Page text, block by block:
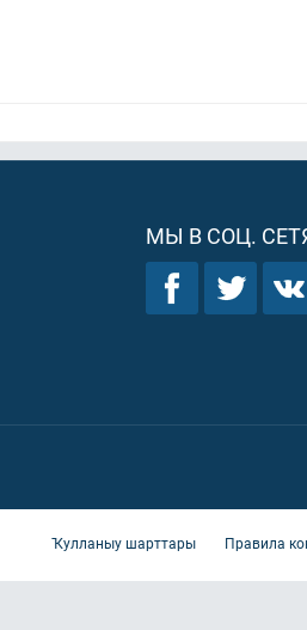
МЫ В СОЦ.
Ҡулланыу шарттары Правила